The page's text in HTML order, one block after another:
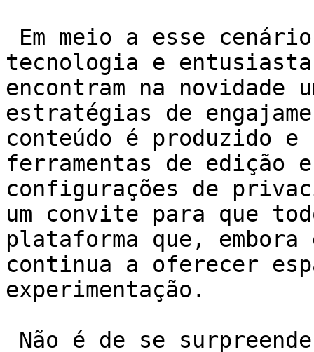
tecnologia e
encontram na novidade
estratégias de
conteúdo é produzido e
ferramentas de edição
configurações de
um convite para que
plataforma que, embora
continua a oferecer
experimentação.